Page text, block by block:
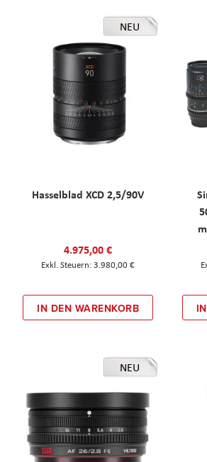
NEU
Hasselblad XCD 2,5/90V
4.975,00 €
3.980,00 €
IN DEN WARENKORB
NEU